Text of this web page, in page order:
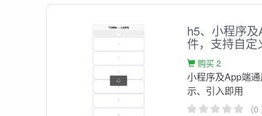
h5、小程序
件，支持自定
购买 2
小程序及App端
示、引入即用
（